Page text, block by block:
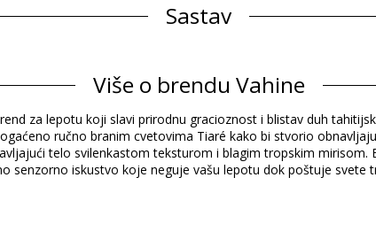
Sastav
Informacije o proizvodu
Više o brendu Vahine
za lepotu koji slavi prirodnu gracioznost i blistav duh
ručno branim cvetovima Tiaré kako bi stvorio
telo svilenkastom teksturom i blagim tropskim mirisom.
senzorno iskustvo koje neguje vašu lepotu dok poštuje svete